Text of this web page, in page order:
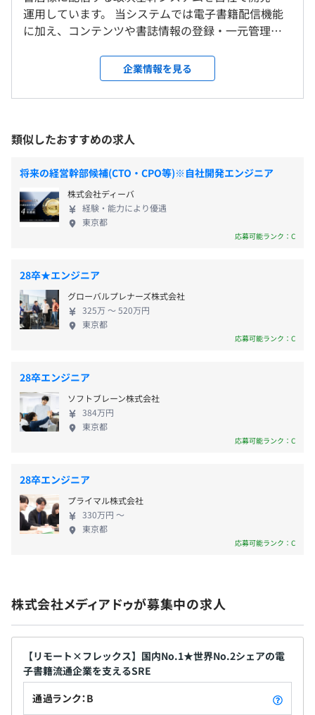
す。
プロダクトやミッションごとにチームが分かれており、各
チーム4〜8名程度です。
東京メトロ東西線「竹橋駅」直結
東京メトロ半蔵門線・都営新宿線「神保町駅」より徒歩5
術者研修／マネージャー研修／各種階層別研修
自己啓発支援の有無及びその内容
業務時間内でカンファレンスや勉強会への参加可
メンター制度の有無
あり
前年度の月平均所定外労働時間の実績
13.52時間
前年度の有給休暇の平均取得日数
16.8日
女性4人/4人
役員及び管理的地位にある者に占める女性の割合
役員42.9%
管理職27.5%
運用しています。 当システムでは電子書籍配信機能
に加え、コンテンツや書誌情報の登録・一元管理、
い様々な機能を提供しており、日々システムのアッ
プデートを行っています。 当システムを利用した電
子書籍の流通シェアは国内No.1※を誇っており、出
子書籍の流通の中核を担っています。 ※出典：イン
プレス総合研究所「電子書籍ビジネス調査報告書
2025」より当社計算に基づく
企業情報を見る
類似したおすすめの求人
将来の経営幹部候補(CTO・CPO等)※自社開発エンジニア
株式会社ディーバ
経験・能力により優遇
東京都
応募可能ランク：C
28卒★エンジニア
グローバルプレナーズ株式会社
325万 〜 520万円
東京都
応募可能ランク：C
28卒エンジニア
ソフトブレーン株式会社
384万円
東京都
応募可能ランク：C
28卒エンジニア
プライマル株式会社
330万円 〜
東京都
応募可能ランク：C
株式会社メディアドゥが募集中の求人
【リモート×フレックス】国内No.1★世界No.2シェアの電
子書籍流通企業を支えるSRE
通過ランク：B